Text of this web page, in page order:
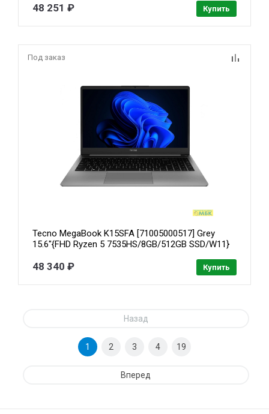
48 251 ₽ Купить
Под заказ
Tecno MegaBook K15SFA [71005000517] Grey
15.6"{FHD Ryzen 5 7535HS/8GB/512GB SSD/W11}
48 340 ₽ Купить
Назад
1 2 3 4 19
Вперед